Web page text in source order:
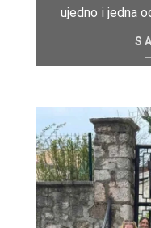
ujedno i jedna